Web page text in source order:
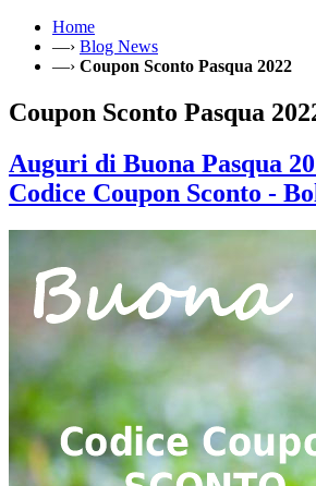
Home
—› Blog News
—› Coupon Sconto Pasqua 2022
Coupon Sconto Pasqua
Auguri di Buona Pasqua
Codice Coupon Sconto -